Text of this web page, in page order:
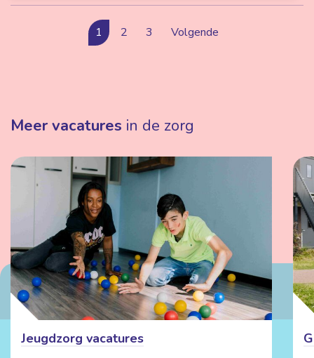
1 2 3 Volgende
Meer vacatures in de zorg
Jeugdzorg vacatures